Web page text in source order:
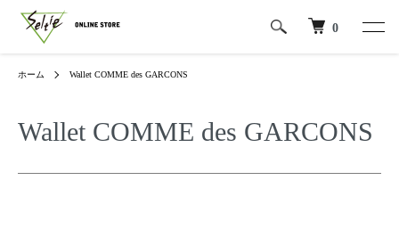
0
ホーム Wallet COMME des GARCONS
Wallet COMME des GARCONS